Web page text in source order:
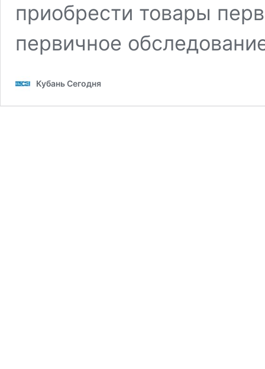
приобрести товары
первичное
Кубань Сегодня